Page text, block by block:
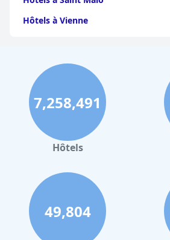
Hôtels à Vienne
Hôtels à Perpignan
Hôtels au Grand-Bornand
Hôtels à Strasbourg
Hôtels à Valence
Hôtels à Gerardmer
Hôtels à La Bresse
Hôtels à Portet-sur-Garonne
Hôtels à Quiberon
7,258,491
Hôtels
49,804